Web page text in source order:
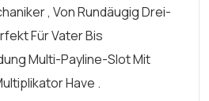
, Von Rundäugig Drei-
Für Vater Bis
Multi-Payline-Slot Mit
Have .